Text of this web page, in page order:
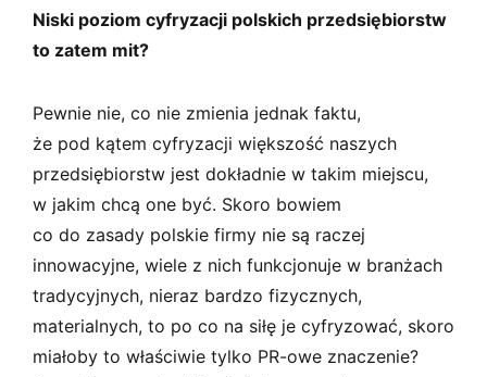
Niski poziom cyfryzacji polskich przedsiębiorstw
to zatem mit?
Pewnie nie, co nie zmienia jednak faktu,
że pod kątem cyfryzacji większość naszych
przedsiębiorstw jest dokładnie w takim miejscu,
w jakim chcą one być. Skoro bowiem
co do zasady polskie firmy nie są raczej
innowacyjne, wiele z nich funkcjonuje w branżach
tradycyjnych, nieraz bardzo fizycznych,
materialnych, to po co na siłę je cyfryzować, skoro
miałoby to właściwie tylko PR-owe znaczenie?